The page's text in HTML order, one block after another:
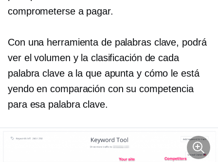
comprometerse a pagar.
Con una herramienta de palabras clave, podrá
ver el volumen y la clasificación de cada
palabra clave a la que apunta y cómo le está
yendo en comparación con su competencia
para esa palabra clave.